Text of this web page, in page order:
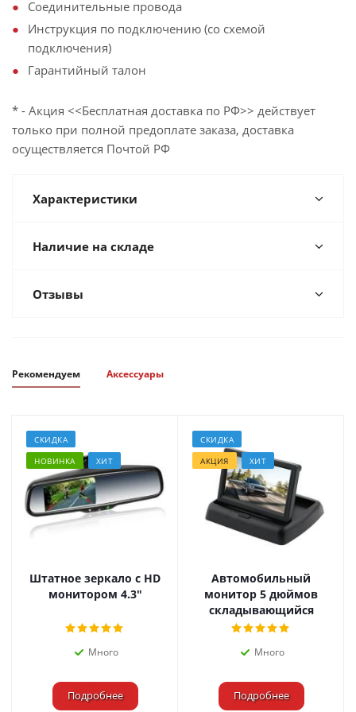
Соединительные провода
Инструкция по подключению (со схемой
подключения)
Гарантийный талон
* - Акция <<Бесплатная доставка по РФ>> действует
только при полной предоплате заказа, доставка
осуществляется Почтой РФ
Характеристики
Наличие на складе
Отзывы
Рекомендуем Аксессуары
СКИДКА
НОВИНКА
ХИТ
Штатное зеркало с HD
монитором 4.3"
Много
Подробнее
СКИДКА
АКЦИЯ
ХИТ
Автомобильный
монитор 5 дюймов
складывающийся
Много
Подробнее